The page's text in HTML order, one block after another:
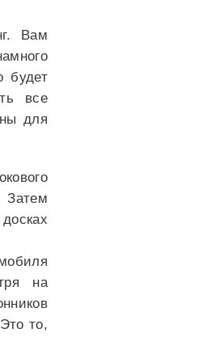
Вам
будет
все
для
Затем
на
то,